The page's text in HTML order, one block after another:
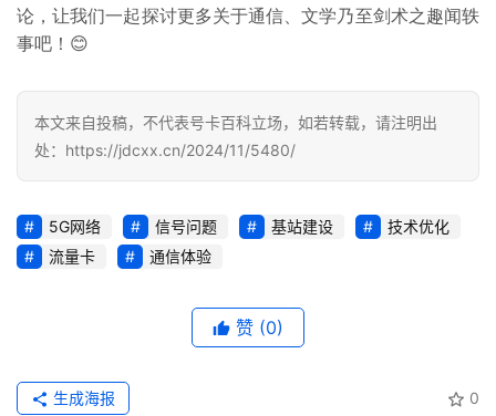
号
码
增
业
务
论，让我们一起探讨更多关于通信、文学乃至剑术之趣闻轶
事吧！😊
本文来自投稿，不代表号卡百科立场，如若转载，请注明出
处：https://jdcxx.cn/2024/11/5480/
5G网络 信号问题 基站建设
技术优化
流量卡
通信体验
赞 (0)
0
生成海报